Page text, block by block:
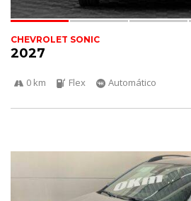
CHEVROLET SONIC
2027
0 km Flex Automático